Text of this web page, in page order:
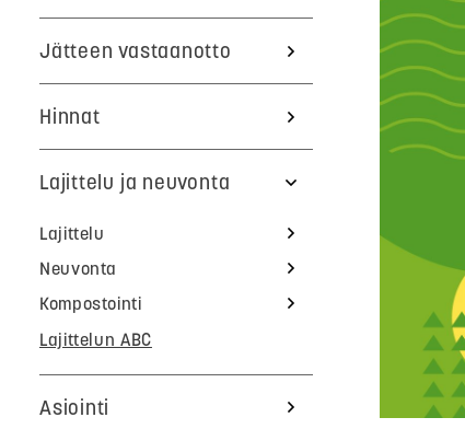
Jätteen vastaanotto
Hinnat
Lajittelu ja neuvonta
Lajittelu
Neuvonta
Kompostointi
Lajittelun ABC
Asiointi